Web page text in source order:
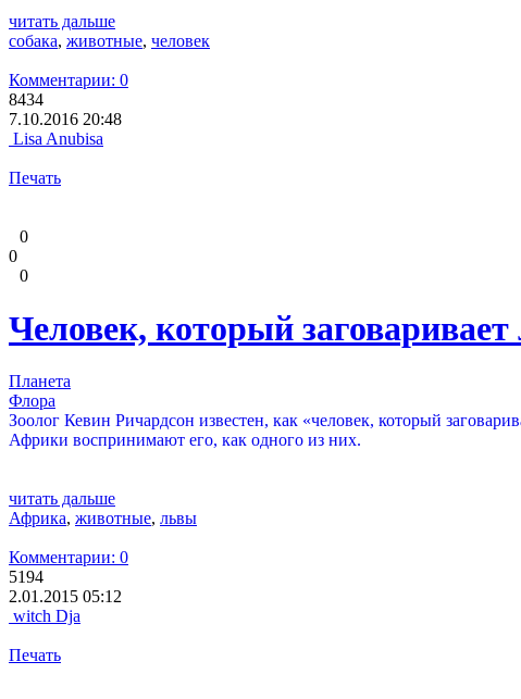
читать дальше
собака, животные, человек
Комментарии: 0
8434
7.10.2016 20:48
Lisa Anubisa
Печать
0
0
0
Человек, который
Планета
Флора
Зоолог Кевин Ричардсон известен, как «человек, который
Африки воспринимают его, как одного из них.
читать дальше
Африка, животные, львы
Комментарии: 0
5194
2.01.2015 05:12
witch Dja
Печать